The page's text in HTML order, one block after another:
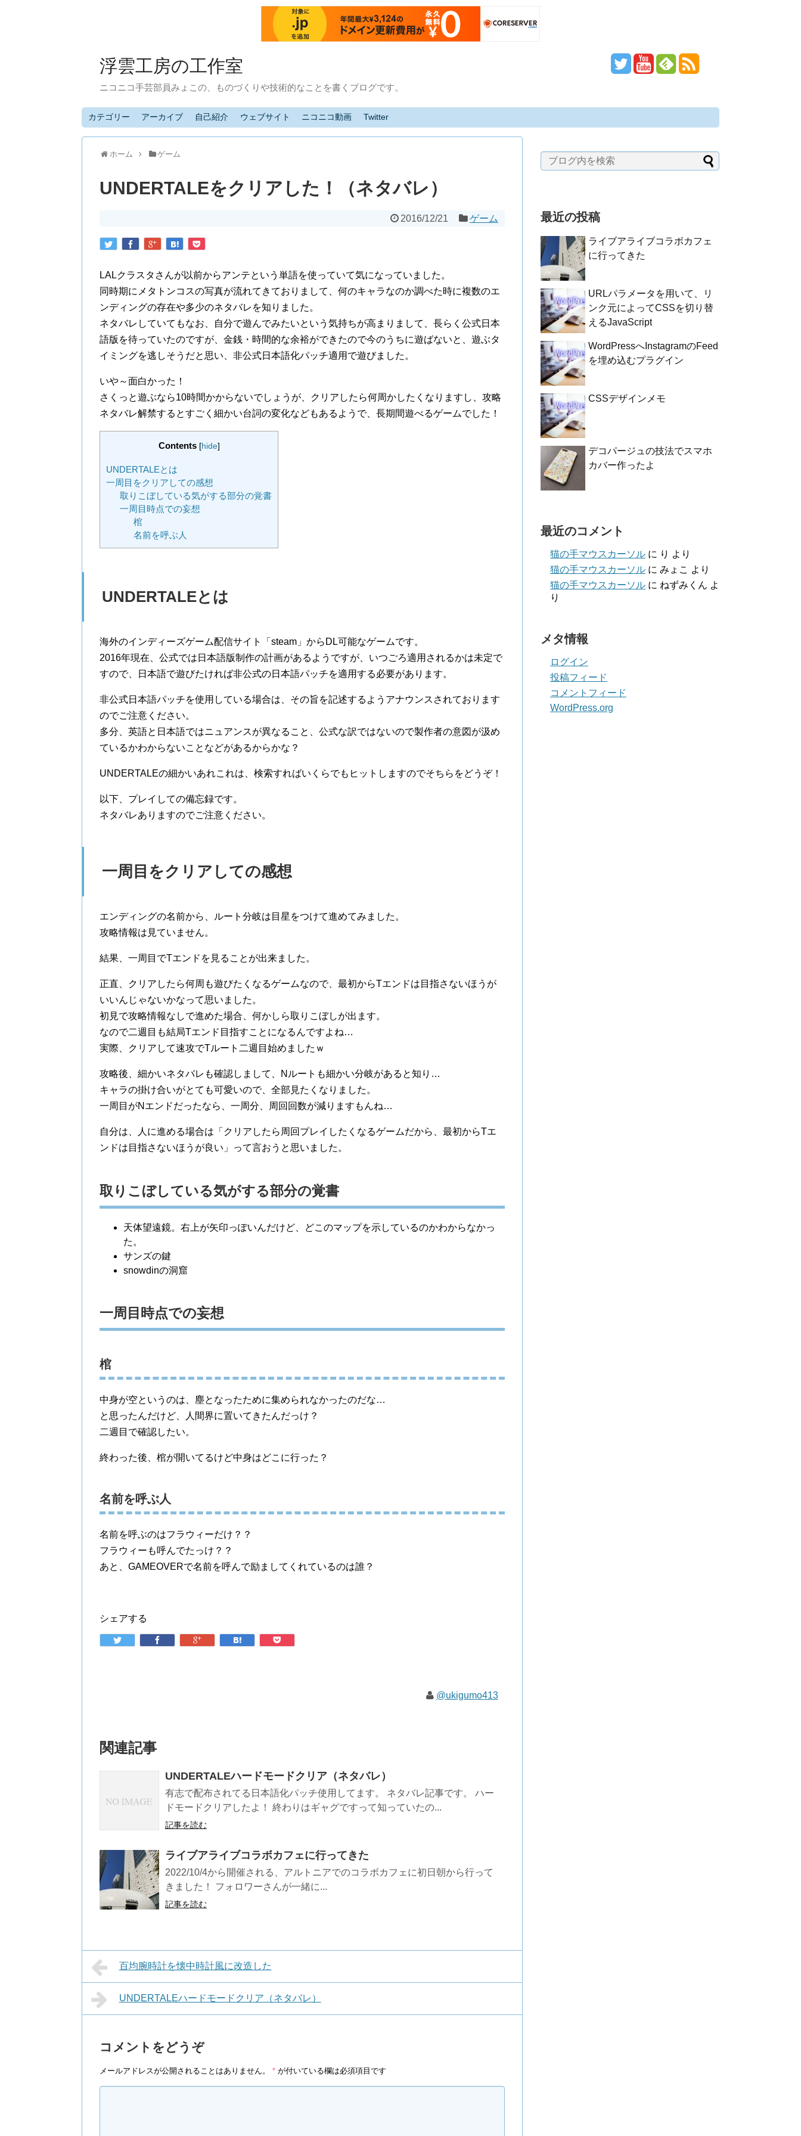
浮雲工房の工作室
ニコニコ手芸部員みょこの、ものづくりや技術的なことを書くブログです。
カテゴリー アーカイブ 自己紹介 ウェブサイト ニコニコ動画 Twitter
ホーム ゲーム
UNDERTALEをクリアした！（ネタバレ）
2016/12/21 ゲーム
LALクラスタさんが以前からアンテという単語を使っていて気になっていました。
同時期にメタトンコスの写真が流れてきておりまして、何のキャラなのか調べた時に複数のエ
ンディングの存在や多少のネタバレを知りました。
ネタバレしていてもなお、自分で遊んでみたいという気持ちが高まりまして、長らく公式日本
語版を待っていたのですが、金銭・時間的な余裕ができたので今のうちに遊ばないと、遊ぶタ
イミングを逃しそうだと思い、非公式日本語化パッチ適用で遊びました。
いや～面白かった！
さくっと遊ぶなら10時間かからないでしょうが、クリアしたら何周かしたくなりますし、攻略
ネタバレ解禁するとすごく細かい台詞の変化などもあるようで、長期間遊べるゲームでした！
Contents [hide]
UNDERTALEとは
一周目をクリアしての感想
取りこぼしている気がする部分の覚書
一周目時点での妄想
棺
名前を呼ぶ人
UNDERTALEとは
海外のインディーズゲーム配信サイト「steam」からDL可能なゲームです。
2016年現在、公式では日本語版制作の計画があるようですが、いつごろ適用されるかは未定で
すので、日本語で遊びたければ非公式の日本語パッチを適用する必要があります。
非公式日本語パッチを使用している場合は、その旨を記述するようアナウンスされております
のでご注意ください。
多分、英語と日本語ではニュアンスが異なること、公式な訳ではないので製作者の意図が汲め
ているかわからないことなどがあるからかな？
UNDERTALEの細かいあれこれは、検索すればいくらでもヒットしますのでそちらをどうぞ！
以下、プレイしての備忘録です。
ネタバレありますのでご注意ください。
一周目をクリアしての感想
エンディングの名前から、ルート分岐は目星をつけて進めてみました。
攻略情報は見ていません。
結果、一周目でTエンドを見ることが出来ました。
正直、クリアしたら何周も遊びたくなるゲームなので、最初からTエンドは目指さないほうが
いいんじゃないかなって思いました。
初見で攻略情報なしで進めた場合、何かしら取りこぼしが出ます。
なので二週目も結局Tエンド目指すことになるんですよね…
実際、クリアして速攻でTルート二週目始めましたｗ
攻略後、細かいネタバレも確認しまして、Nルートも細かい分岐があると知り…
キャラの掛け合いがとても可愛いので、全部見たくなりました。
一周目がNエンドだったなら、一周分、周回回数が減りますもんね…
自分は、人に進める場合は「クリアしたら周回プレイしたくなるゲームだから、最初からTエ
ンドは目指さないほうが良い」って言おうと思いました。
取りこぼしている気がする部分の覚書
天体望遠鏡。右上が矢印っぽいんだけど、どこのマップを示しているのかわからなかっ
た。
サンズの鍵
snowdinの洞窟
一周目時点での妄想
棺
中身が空というのは、塵となったために集められなかったのだな…
と思ったんだけど、人間界に置いてきたんだっけ？
二週目で確認したい。
終わった後、棺が開いてるけど中身はどこに行った？
名前を呼ぶ人
名前を呼ぶのはフラウィーだけ？？
フラウィーも呼んでたっけ？？
あと、GAMEOVERで名前を呼んで励ましてくれているのは誰？
シェアする
@ukigumo413
関連記事
UNDERTALEハードモードクリア（ネタバレ）
有志で配布されてる日本語化パッチ使用してます。 ネタバレ記事です。 ハー
ドモードクリアしたよ！ 終わりはギャグですって知っていたの...
記事を読む
ライブアライブコラボカフェに行ってきた
2022/10/4から開催される、アルトニアでのコラボカフェに初日朝から行って
きました！ フォロワーさんが一緒に...
記事を読む
百均腕時計を懐中時計風に改造した
UNDERTALEハードモードクリア（ネタバレ）
コメントをどうぞ
メールアドレスが公開されることはありません。 * が付いている欄は必須項目です
最近の投稿
ライブアライブコラボカフェ
に行ってきた
URLパラメータを用いて、リ
ンク元によってCSSを切り替
えるJavaScript
WordPressへInstagramのFeed
を埋め込むプラグイン
CSSデザインメモ
デコパージュの技法でスマホ
カバー作ったよ
最近のコメント
猫の手マウスカーソル に り より
猫の手マウスカーソル に みょこ より
猫の手マウスカーソル に ねずみくん よ
り
メタ情報
ログイン
投稿フィード
コメントフィード
WordPress.org